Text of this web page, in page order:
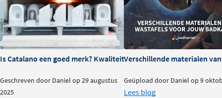
Is Catalano een goed merk? Kwaliteit en ervaringen
Geschreven door Daniel op 29 augustus
2025
Verschillende materialen
Geüpload door Daniel op 9
Lees blog